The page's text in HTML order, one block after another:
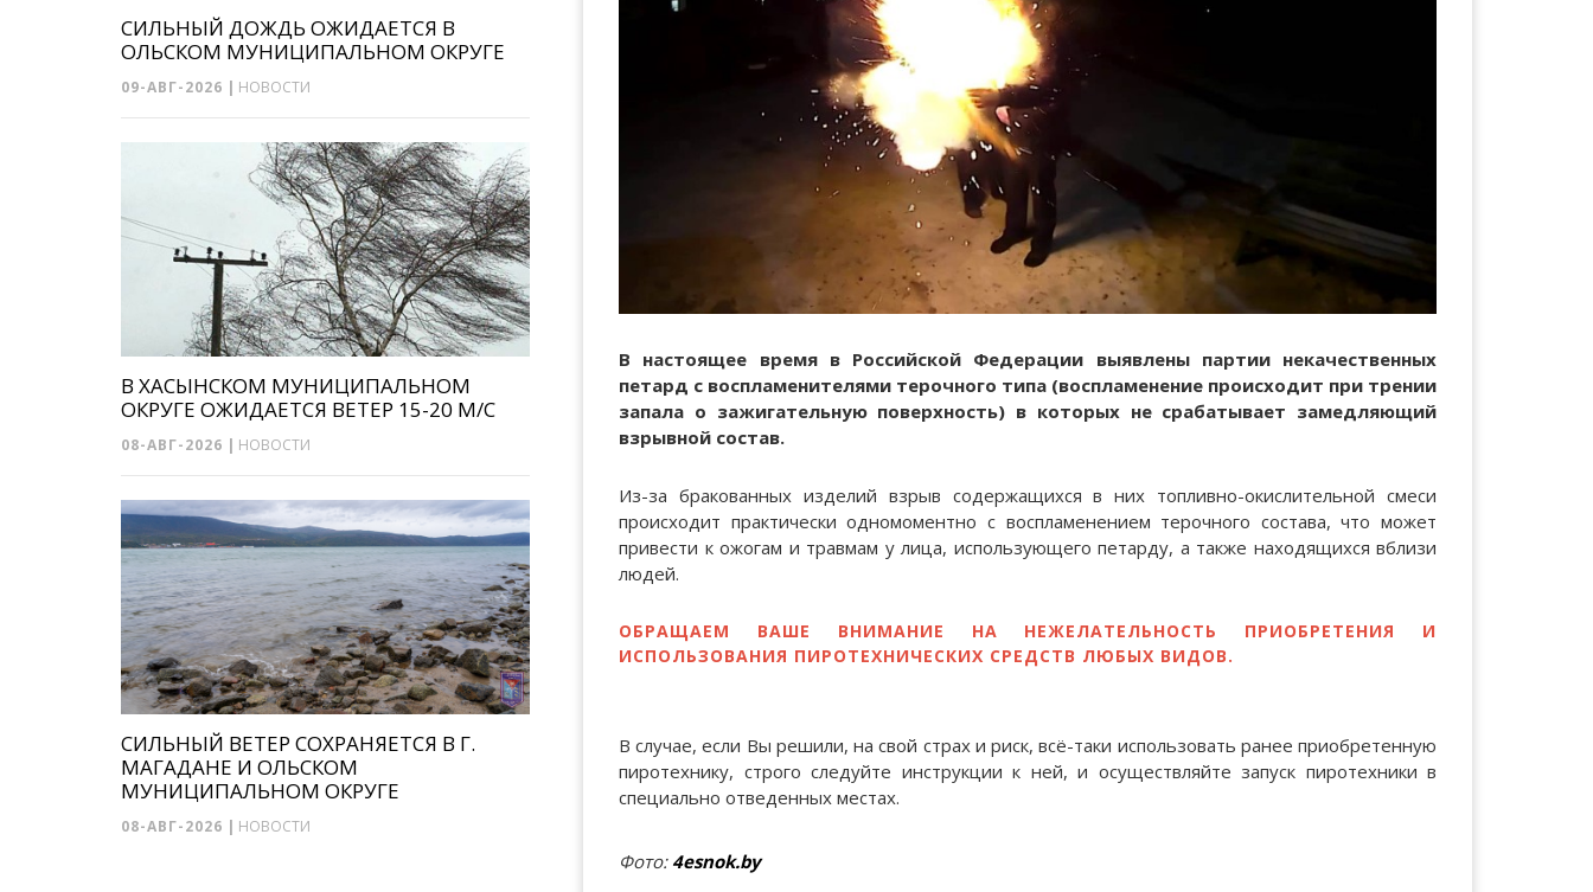
В настоящее время в Российской Федерации выявлены партии некачественных
петард с воспламенителями терочного типа (воспламенение происходит при трении
запала о зажигательную поверхность) в которых не срабатывает замедляющий
взрывной состав.
Из-за бракованных изделий взрыв содержащихся в них топливно-окислительной смеси
происходит практически одномоментно с воспламенением терочного состава, что может
привести к ожогам и травмам у лица, использующего петарду, а также находящихся вблизи
людей.
ОБРАЩАЕМ ВАШЕ ВНИМАНИЕ НА НЕЖЕЛАТЕЛЬНОСТЬ ПРИОБРЕТЕНИЯ И
ИСПОЛЬЗОВАНИЯ ПИРОТЕХНИЧЕСКИХ СРЕДСТВ ЛЮБЫХ ВИДОВ.
В случае, если Вы решили, на свой страх и риск, всё-таки использовать ранее приобретенную
пиротехнику, строго следуйте инструкции к ней, и осуществляйте запуск пиротехники в
специально отведенных местах.
Фото: 4esnok.by
СИЛЬНЫЙ ДОЖДЬ ОЖИДАЕТСЯ В
ОЛЬСКОМ МУНИЦИПАЛЬНОМ ОКРУГЕ
09-АВГ-2026 | НОВОСТИ
В ХАСЫНСКОМ МУНИЦИПАЛЬНОМ
ОКРУГЕ ОЖИДАЕТСЯ ВЕТЕР 15-20 М/С
08-АВГ-2026 | НОВОСТИ
СИЛЬНЫЙ ВЕТЕР СОХРАНЯЕТСЯ В Г.
МАГАДАНЕ И ОЛЬСКОМ
МУНИЦИПАЛЬНОМ ОКРУГЕ
08-АВГ-2026 | НОВОСТИ